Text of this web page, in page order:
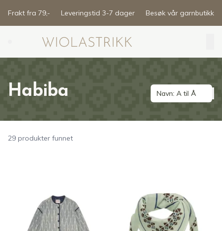
Frakt fra 79,- Leveringstid 3-7 dager Besøk vår garnbutikk
Search (⌘K)
Habiba Navn: A til Å
29 produkter funnet